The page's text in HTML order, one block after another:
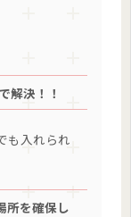
解決！！
も入れられ
所を確保し